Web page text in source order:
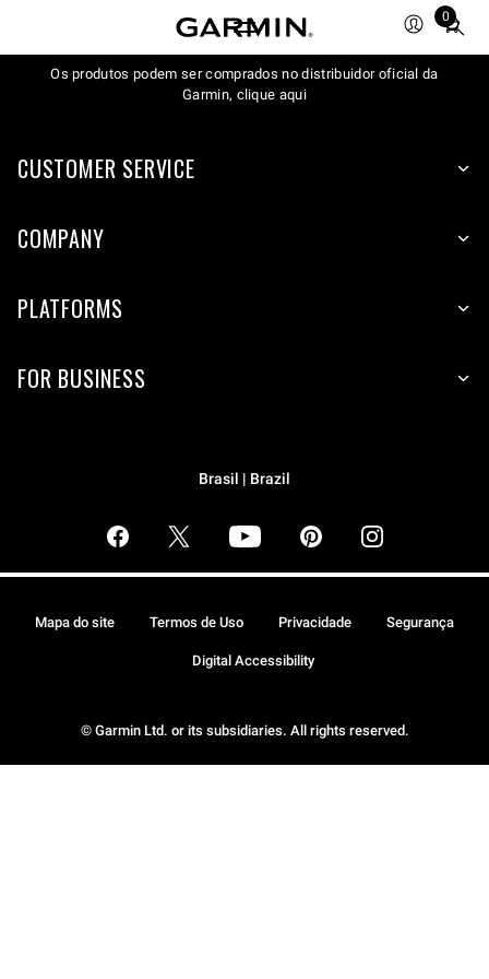
0
Total
items
in
Os produtos podem ser comprados no distribuidor oficial da
Garmin, clique aqui
CUSTOMER SERVICE
COMPANY
PLATFORMS
FOR BUSINESS
Brasil | Brazil
© Garmin Ltd. or its subsidiaries. All rights reserved.
Mapa do site Termos de Uso Privacidade Segurança
Digital Accessibility